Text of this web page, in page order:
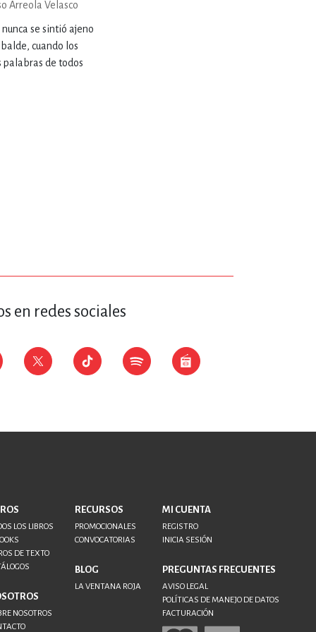
VETERINARIA
ANIMADOS
Arreola Velasco
se sintió ajeno
cuando los
palabras de todos
en redes sociales
LOS LIBROS
DE TEXTO
NOSOTROS
RECURSOS
PROMOCIONALES
CONVOCATORIAS
BLOG
LA VENTANA ROJA
MI CUENTA
REGISTRO
INICIA SESIÓN
PREGUNTAS FRECUENTES
AVISO LEGAL
POLÍTICAS DE MANEJO DE DATOS
FACTURACIÓN